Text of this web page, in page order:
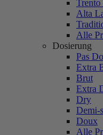
Trento
Alta
Alle
Dosierung
Pas
Extra
Brut
Extra
Dry
Demi-
Doux
Alle